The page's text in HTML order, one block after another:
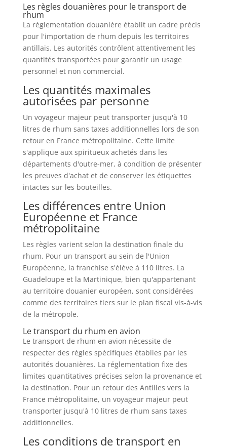
Les règles douanières pour le transport de
rhum
La réglementation douanière établit un cadre précis
pour l'importation de rhum depuis les territoires
antillais. Les autorités contrôlent attentivement les
quantités transportées pour garantir un usage
personnel et non commercial.
Les quantités maximales
autorisées par personne
Un voyageur majeur peut transporter jusqu'à 10
litres de rhum sans taxes additionnelles lors de son
retour en France métropolitaine. Cette limite
s'applique aux spiritueux achetés dans les
départements d'outre-mer, à condition de présenter
les preuves d'achat et de conserver les étiquettes
intactes sur les bouteilles.
Les différences entre Union
Européenne et France
métropolitaine
Les règles varient selon la destination finale du
rhum. Pour un transport au sein de l'Union
Européenne, la franchise s'élève à 110 litres. La
Guadeloupe et la Martinique, bien qu'appartenant
au territoire douanier européen, sont considérées
comme des territoires tiers sur le plan fiscal vis-à-vis
de la métropole.
Le transport du rhum en avion
Le transport de rhum en avion nécessite de
respecter des règles spécifiques établies par les
autorités douanières. La réglementation fixe des
limites quantitatives précises selon la provenance et
la destination. Pour un retour des Antilles vers la
France métropolitaine, un voyageur majeur peut
transporter jusqu'à 10 litres de rhum sans taxes
additionnelles.
Les conditions de transport en